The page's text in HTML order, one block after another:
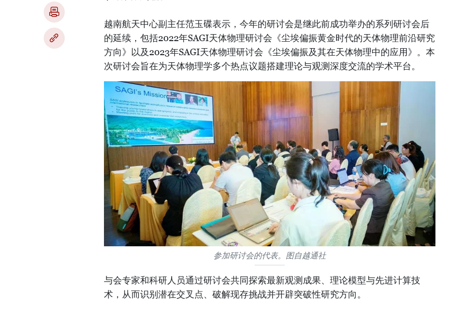
越南航天中心副主任范玉碟表示，今年的研讨会是继此前成功举办的系列研讨会后
的延续，包括2022年SAGI天体物理研讨会《尘埃偏振黄金时代的天体物理前沿研究
方向》以及2023年SAGI天体物理研讨会《尘埃偏振及其在天体物理中的应用》。本
次研讨会旨在为天体物理学多个热点议题搭建理论与观测深度交流的学术平台。
参加研讨会的代表。图自越通社
与会专家和科研人员通过研讨会共同探索最新观测成果、理论模型与先进计算技
术，从而识别潜在交叉点、破解现存挑战并开辟突破性研究方向。